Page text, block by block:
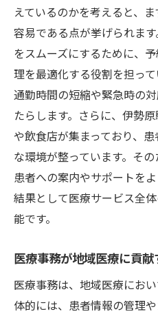
えているのかを考えると、
容易である点が挙げられま
をスムーズにするために、
理を最適化する役割を担って
通勤時間の短縮や緊急時の
たらします。さらに、伊勢
や飲食店が集まっており、
な環境が整っています。そ
患者への案内やサポートを
結果として医療サービス全
能です。
医療事務が地域医療に貢
医療事務は、地域医療にお
体的には、患者情報の管理